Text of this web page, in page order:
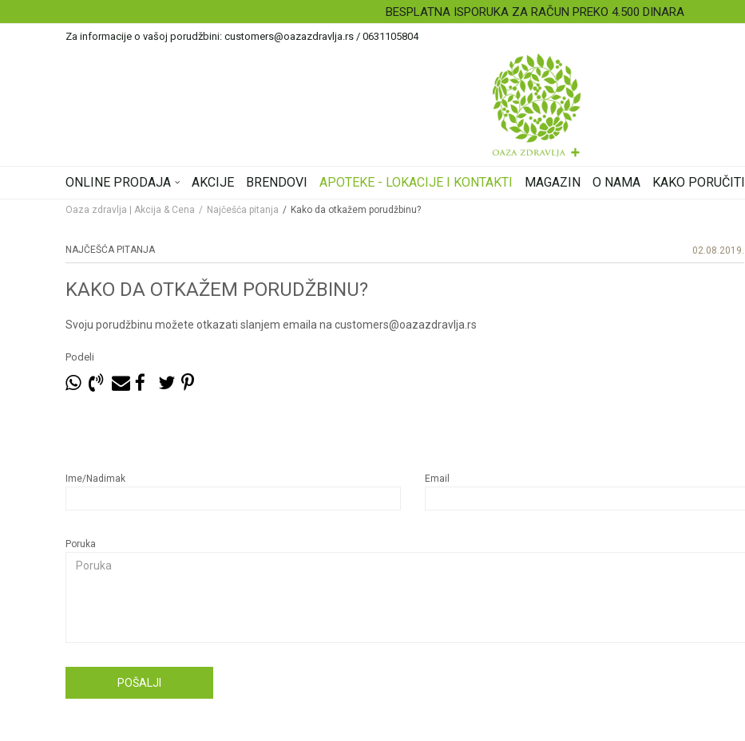
BESPLATNA ISPORUKA ZA RAČUN PREKO 4.500 DINARA
Za informacije o vašoj porudžbini: customers@oazazdravlja.rs / 0631105804
ONLINE PRODAJA AKCIJE BRENDOVI APOTEKE - LOKACIJE I KONTAKTI MAGAZIN O NAMA KAKO PORUČITI
Oaza zdravlja | Akcija & Cena Najčešća pitanja Kako da otkažem porudžbinu?
NAJČEŠĆA PITANJA 02.08.2019.
KAKO DA OTKAŽEM PORUDŽBINU?
Svoju porudžbinu možete otkazati slanjem emaila na customers@oazazdravlja.rs
Podeli
Ime/Nadimak Email
Poruka
POŠALJI